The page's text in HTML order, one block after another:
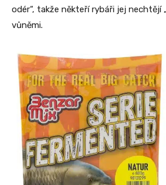
odér“, takže někteří rybáři jej nechtějí
vůněmi.